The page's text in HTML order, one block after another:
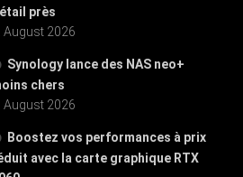
près
August 2026
Synology lance des NAS neo+
chers
August 2026
Boostez vos performances à prix
avec la carte graphique RTX